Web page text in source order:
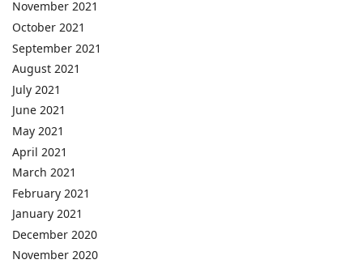
November 2021
October 2021
September 2021
August 2021
July 2021
June 2021
May 2021
April 2021
March 2021
February 2021
January 2021
December 2020
November 2020